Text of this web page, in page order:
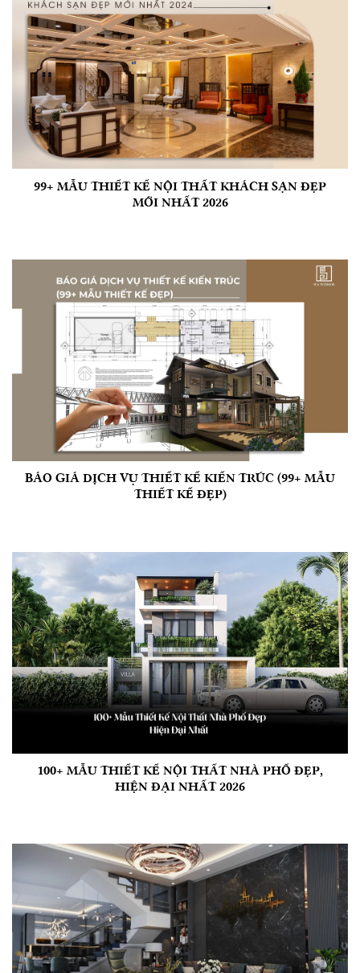
99+ MẪU THIẾT KẾ NỘI THẤT KHÁCH SẠN ĐẸP
MỚI NHẤT 2026
BÁO GIÁ DỊCH VỤ THIẾT KẾ KIẾN TRÚC (99+ MẪU
THIẾT KẾ ĐẸP)
100+ MẪU THIẾT KẾ NỘI THẤT NHÀ PHỐ ĐẸP,
HIỆN ĐẠI NHẤT 2026